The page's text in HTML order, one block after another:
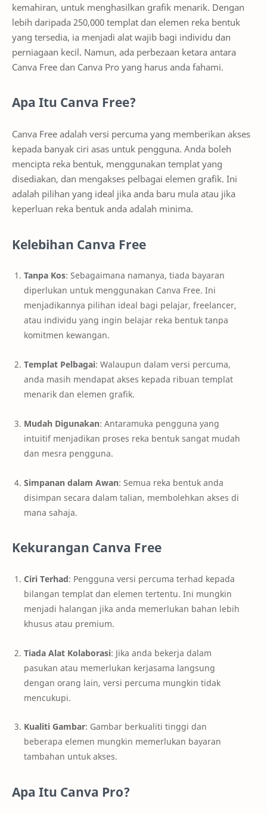
kemahiran, untuk menghasilkan grafik menarik. Dengan
lebih daripada 250,000 templat dan elemen reka bentuk
yang tersedia, ia menjadi alat wajib bagi individu dan
perniagaan kecil. Namun, ada perbezaan ketara antara
Canva Free dan Canva Pro yang harus anda fahami.
Apa Itu Canva Free?
Canva Free adalah versi percuma yang memberikan akses
kepada banyak ciri asas untuk pengguna. Anda boleh
mencipta reka bentuk, menggunakan templat yang
disediakan, dan mengakses pelbagai elemen grafik. Ini
adalah pilihan yang ideal jika anda baru mula atau jika
keperluan reka bentuk anda adalah minima.
Kelebihan Canva Free
Tanpa Kos: Sebagaimana namanya, tiada bayaran
diperlukan untuk menggunakan Canva Free. Ini
menjadikannya pilihan ideal bagi pelajar, freelancer,
atau individu yang ingin belajar reka bentuk tanpa
komitmen kewangan.
Templat Pelbagai: Walaupun dalam versi percuma,
anda masih mendapat akses kepada ribuan templat
menarik dan elemen grafik.
Mudah Digunakan: Antaramuka pengguna yang
intuitif menjadikan proses reka bentuk sangat mudah
dan mesra pengguna.
Simpanan dalam Awan: Semua reka bentuk anda
disimpan secara dalam talian, membolehkan akses di
mana sahaja.
Kekurangan Canva Free
Ciri Terhad: Pengguna versi percuma terhad kepada
bilangan templat dan elemen tertentu. Ini mungkin
menjadi halangan jika anda memerlukan bahan lebih
khusus atau premium.
Tiada Alat Kolaborasi: Jika anda bekerja dalam
pasukan atau memerlukan kerjasama langsung
dengan orang lain, versi percuma mungkin tidak
mencukupi.
Kualiti Gambar: Gambar berkualiti tinggi dan
beberapa elemen mungkin memerlukan bayaran
tambahan untuk akses.
Apa Itu Canva Pro?